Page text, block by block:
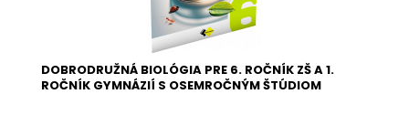
DOBRODRUŽNÁ BIOLÓGIA PRE 6. ROČNÍK ZŠ A 1.
ROČNÍK GYMNÁZIÍ S OSEMROČNÝM ŠTÚDIOM